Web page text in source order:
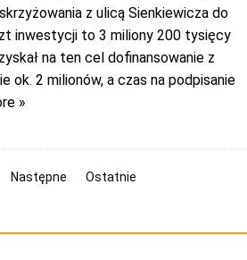
z ulicą Sienkiewicza do
inwestycji to 3 miliony 200 tysięcy
na ten cel dofinansowanie z
ok. 2 milionów, a czas na podpisanie
»
Następne Ostatnie